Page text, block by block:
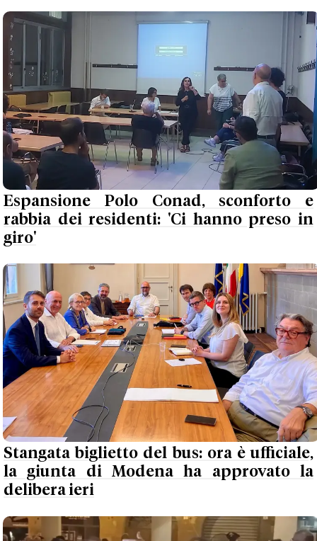
Espansione Polo Conad, sconforto e
rabbia dei residenti: 'Ci hanno preso in
giro'
Stangata biglietto del bus: ora è ufficiale,
la giunta di Modena ha approvato la
delibera ieri